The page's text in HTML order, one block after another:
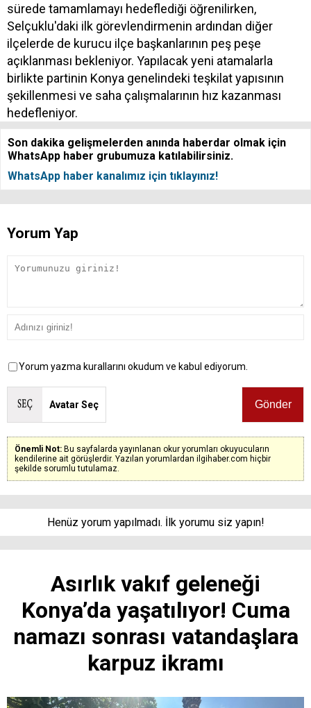
sürede tamamlamayı hedeflediği öğrenilirken,
Selçuklu'daki ilk görevlendirmenin ardından diğer
ilçelerde de kurucu ilçe başkanlarının peş peşe
açıklanması bekleniyor. Yapılacak yeni atamalarla
birlikte partinin Konya genelindeki teşkilat yapısının
şekillenmesi ve saha çalışmalarının hız kazanması
hedefleniyor.
Son dakika gelişmelerden anında haberdar olmak için
WhatsApp haber grubumuza katılabilirsiniz.
WhatsApp haber kanalımız için tıklayınız!
Yorum Yap
Yorum yazma kurallarını okudum ve kabul ediyorum.
Avatar Seç
Önemli Not: Bu sayfalarda yayınlanan okur yorumları okuyucuların
kendilerine ait görüşlerdir. Yazılan yorumlardan ilgihaber.com hiçbir
şekilde sorumlu tutulamaz.
Henüz yorum yapılmadı. İlk yorumu siz yapın!
Asırlık vakıf geleneği
Konya’da yaşatılıyor! Cuma
namazı sonrası vatandaşlara
karpuz ikramı